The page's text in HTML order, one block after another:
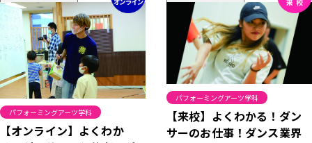
パフォーミングアーツ学科
【オンライン】よくわか
パフォーミングアーツ学科
【来校】よくわかる！ダン
サーのお仕事！ダンス業界